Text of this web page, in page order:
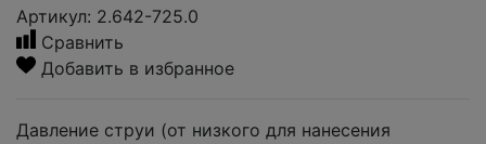
Артикул: 2.642-725.0
Сравнить
Добавить в избранное
Давление струи (от низкого для нанесения